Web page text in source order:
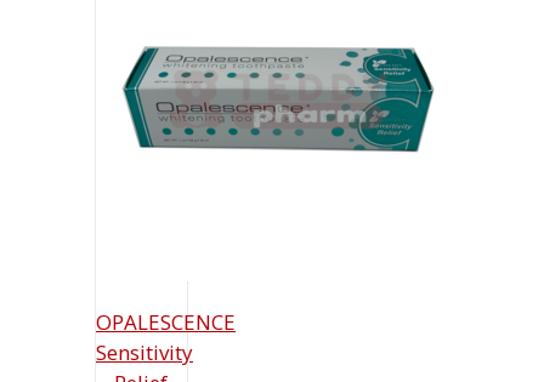
OPALESCENCE
Sensitivity